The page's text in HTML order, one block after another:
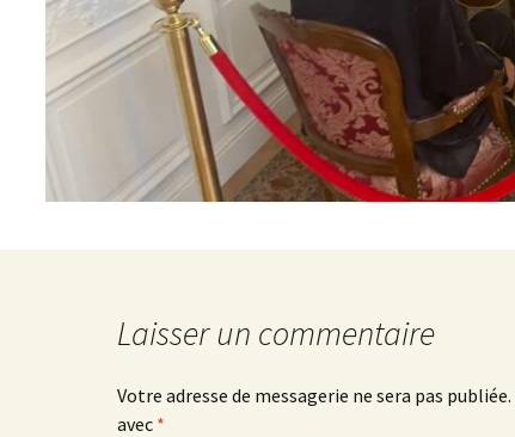
Laisser un commentaire
Votre adresse de messagerie ne sera pas publiée.
avec *